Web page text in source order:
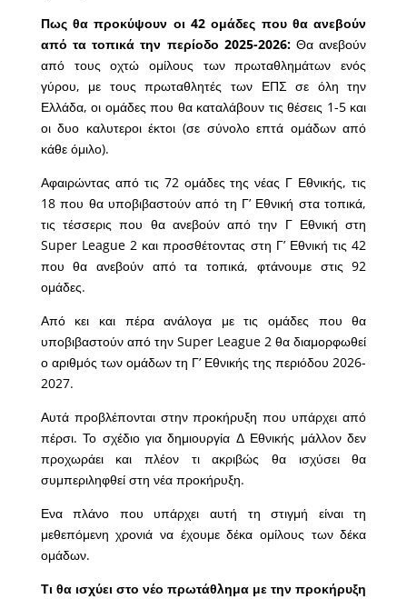
Πως θα προκύψουν οι 42 ομάδες που θα ανεβούν
από τα τοπικά την περίοδο 2025-2026:Θα ανεβούν
από τους οχτώ ομίλους των πρωταθλημάτων ενός
γύρου, με τους πρωταθλητές των ΕΠΣ σε όλη την
Ελλάδα, οι ομάδες που θα καταλάβουν τις θέσεις 1-5 και
οι δυο καλυτεροι έκτοι (σε σύνολο επτά ομάδων από
κάθε όμιλο).
Αφαιρώντας από τις 72 ομάδες της νέας Γ Εθνικής, τις
18 που θα υποβιβαστούν από τη Γ’ Εθνική στα τοπικά,
τις τέσσερις που θα ανεβούν από την Γ Εθνική στη
Super League 2 και προσθέτοντας στη Γ’ Εθνική τις 42
που θα ανεβούν από τα τοπικά, φτάνουμε στις 92
ομάδες.
Από κει και πέρα ανάλογα με τις ομάδες που θα
υποβιβαστούν από την Super League 2 θα διαμορφωθεί
ο αριθμός των ομάδων τη Γ’ Εθνικής της περιόδου 2026-
2027.
Αυτά προβλέπονται στην προκήρυξη που υπάρχει από
πέρσι. Το σχέδιο για δημιουργία Δ Εθνικής μάλλον δεν
προχωράει και πλέον τι ακριβώς θα ισχύσει θα
συμπεριληφθεί στη νέα προκήρυξη.
Ενα πλάνο που υπάρχει αυτή τη στιγμή είναι τη
μεθεπόμενη χρονιά να έχουμε δέκα ομίλους των δέκα
ομάδων.
Τι θα ισχύει στο νέο πρωτάθλημα με την προκήρυξη